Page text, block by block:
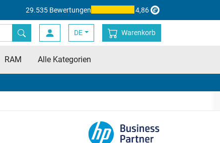
29.535 Bewertungen 4,86
DE Warenkorb
RAM Alle Kategorien